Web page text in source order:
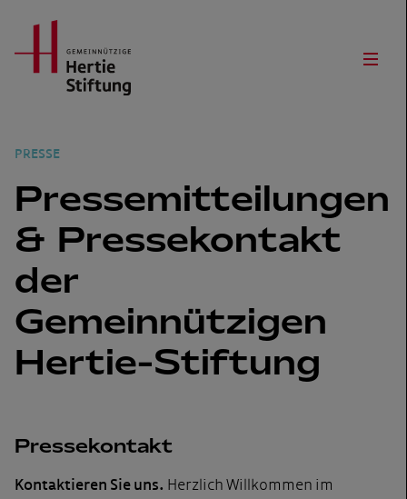
Hertie Stiftung Logo
PRESSE
Pressemitteilungen
& Pressekontakt
der
Gemeinnützigen
Hertie-Stiftung
Pressekontakt
Kontaktieren Sie uns. Herzlich Willkommen im